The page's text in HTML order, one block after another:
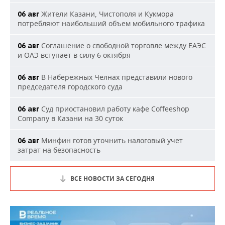
06 авг Жители Казани, Чистополя и Кукмора
потребляют наибольший объем мобильного трафика
06 авг Соглашение о свободной торговле между ЕАЭС
и ОАЭ вступает в силу 6 октября
06 авг В Набережных Челнах представили нового
председателя городского суда
06 авг Суд приостановил работу кафе Coffeeshop
Company в Казани на 30 суток
06 авг Минфин готов уточнить налоговый учет
затрат на безопасность
ВСЕ НОВОСТИ ЗА СЕГОДНЯ